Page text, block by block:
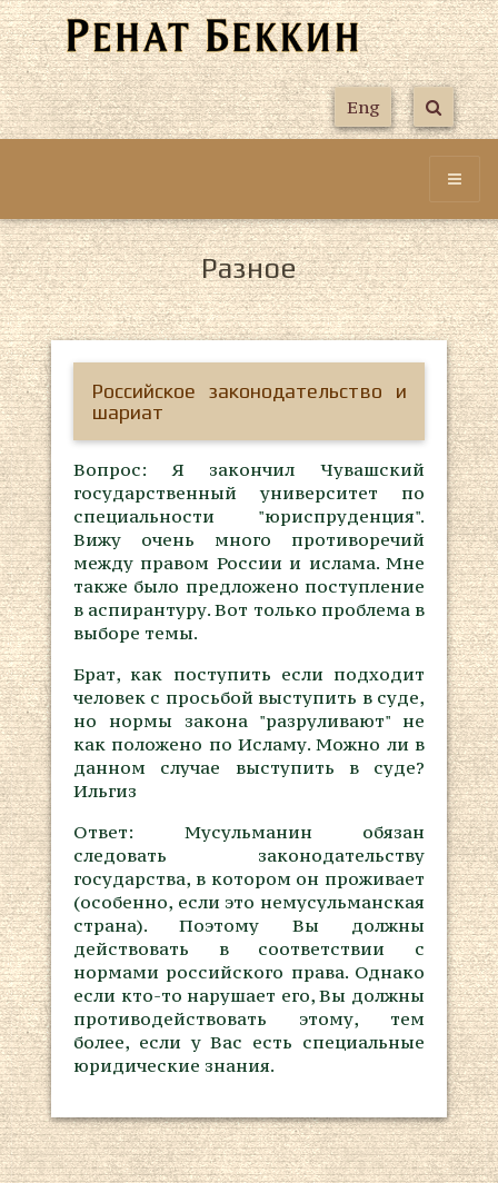
Eng
Разное
Российское законодательство и
шариат
Вопрос: Я закончил Чувашский
государственный университет по
специальности "юриспруденция".
Вижу очень много противоречий
между правом России и ислама. Мне
также было предложено поступление
в аспирантуру. Вот только проблема в
выборе темы.
Брат, как поступить если подходит
человек с просьбой выступить в суде,
но нормы закона "разруливают" не
как положено по Исламу. Можно ли в
данном случае выступить в суде?
Ильгиз
Ответ: Мусульманин обязан
следовать законодательству
государства, в котором он проживает
(особенно, если это немусульманская
страна). Поэтому Вы должны
действовать в соответствии с
нормами российского права. Однако
если кто-то нарушает его, Вы должны
противодействовать этому, тем
более, если у Вас есть специальные
юридические знания.